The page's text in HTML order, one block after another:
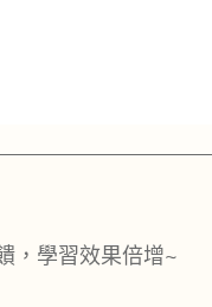
，學習效果倍增~